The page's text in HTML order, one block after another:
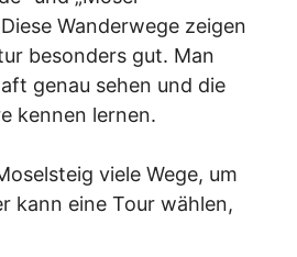
Wanderwege zeigen
besonders gut. Man
genau sehen und die
kennen lernen.
viele Wege, um
kann eine Tour wählen,